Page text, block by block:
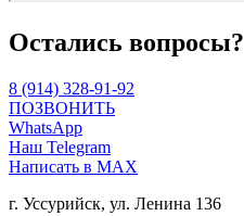
Остались вопросы?
8 (914) 328-91-92
ПОЗВОНИТЬ
WhatsApp
Наш Telegram
Написать в MAX
г. Уссурийск, ул. Ленина 136